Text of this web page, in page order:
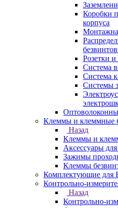
Коробки
корпуса
Розетки
Система
Система
Системы
Клеммы и клеммные
Назад
Клеммы и
Аксессуары
Зажимы
Клеммы
Комплектующие
Контрольно-
Назад
Контрольно-